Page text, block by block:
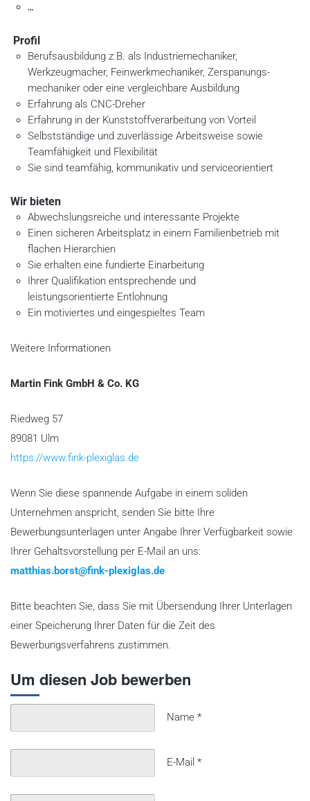
…
Profil
Berufsausbildung z.B. als Industrie­mechaniker,
Werkzeugmacher, Feinwerk­mechaniker, Zerspanungs­
me­cha­niker oder eine vergleichbare Ausbildung
Erfahrung als CNC-Dreher
Erfahrung in der Kunststoffverarbeitung von Vorteil
Selbstständige und zuverlässige Arbeitsweise sowie
Teamfähigkeit und Flexibilität
Sie sind teamfähig, kommunikativ und serviceorientiert
Wir bieten
Abwechslungsreiche und interessante Projekte
Einen sicheren Arbeitsplatz in einem Familienbetrieb mit
flachen Hierarchien
Sie erhalten eine fundierte Einarbeitung
Ihrer Qualifikation entsprechende und
leistungsorientierte Entlohnung
Ein motiviertes und eingespieltes Team
Weitere Informationen
Martin Fink GmbH & Co. KG
Riedweg 57
89081 Ulm
https://www.fink-plexiglas.de
Wenn Sie diese spannende Aufgabe in einem soliden
Unternehmen anspricht, senden Sie bitte Ihre
Bewerbungsunterlagen unter Angabe Ihrer Verfügbarkeit sowie
Ihrer Gehaltsvorstellung per E-Mail an uns:
matthias.borst@fink-plexiglas.de
Bitte beachten Sie, dass Sie mit Übersendung Ihrer Unterlagen
einer Speicherung Ihrer Daten für die Zeit des
Bewerbungsverfahrens zustimmen.
Um diesen Job bewerben
Name *
E-Mail *